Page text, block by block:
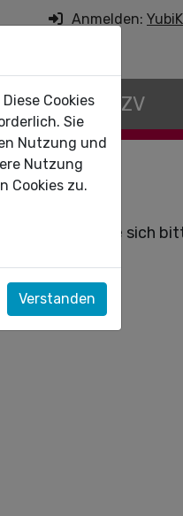
Anmelden:
DIE KZV
melden Sie sich
Cookies
Sie
Nutzung und
Nutzung
Cookies zu.
Verstanden